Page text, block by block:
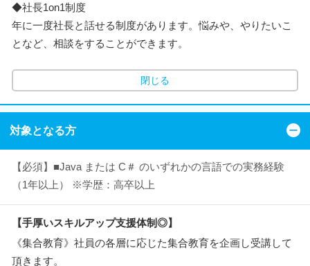
◆社長1on1制度
年に一度社長と話せる制度があります。悩みや、やりたいこ
となど、相談をすることができます。
閉じる
対象となる方
【必須】■Java または C＃ のいずれかの言語での実務経験
（1年以上） ※学歴：高卒以上
【手厚いスキルアップ支援体制◎】
《集合教育》社員の各層に応じた集合教育を企画し受講して
頂きます。